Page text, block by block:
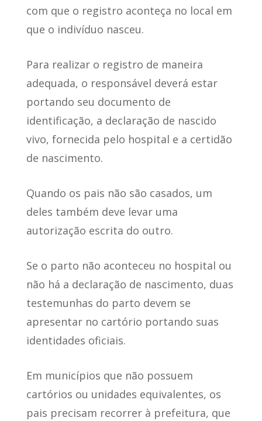
com que o registro aconteça no local em
que o indivíduo nasceu.
Para realizar o registro de maneira
adequada, o responsável deverá estar
portando seu documento de
identificação, a declaração de nascido
vivo, fornecida pelo hospital e a certidão
de nascimento.
Quando os pais não são casados, um
deles também deve levar uma
autorização escrita do outro.
Se o parto não aconteceu no hospital ou
não há a declaração de nascimento, duas
testemunhas do parto devem se
apresentar no cartório portando suas
identidades oficiais.
Em municípios que não possuem
cartórios ou unidades equivalentes, os
pais precisam recorrer à prefeitura, que